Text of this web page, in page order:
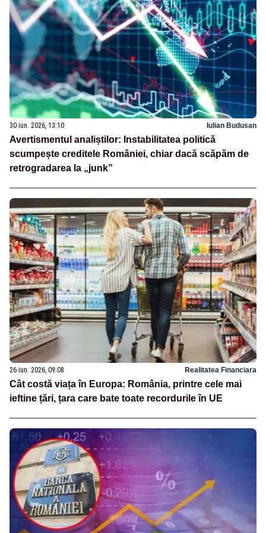
30 iun. 2026, 13:10 Iulian Budusan
Avertismentul analiștilor: Instabilitatea politică
scumpește creditele României, chiar dacă scăpăm de
retrogradarea la „junk”
26 iun. 2026, 09:08 Realitatea Financiara
Cât costă viața în Europa: România, printre cele mai
ieftine țări, țara care bate toate recordurile în UE